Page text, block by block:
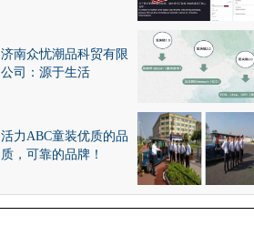
济南众忧潮品科贸有限
公司：源于生活
活力ABC童装优质的品
质，可靠的品牌！